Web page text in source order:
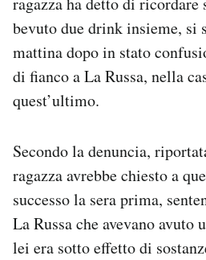
Hai bisogno di aiuto?
Esci
bevuto due drink insieme, si
mattina dopo in stato
di fianco a La Russa, nella
quest’ultimo.
Secondo la denuncia,
ragazza avrebbe chiesto a
successo la sera prima,
La Russa che avevano avuto
lei era sotto effetto di